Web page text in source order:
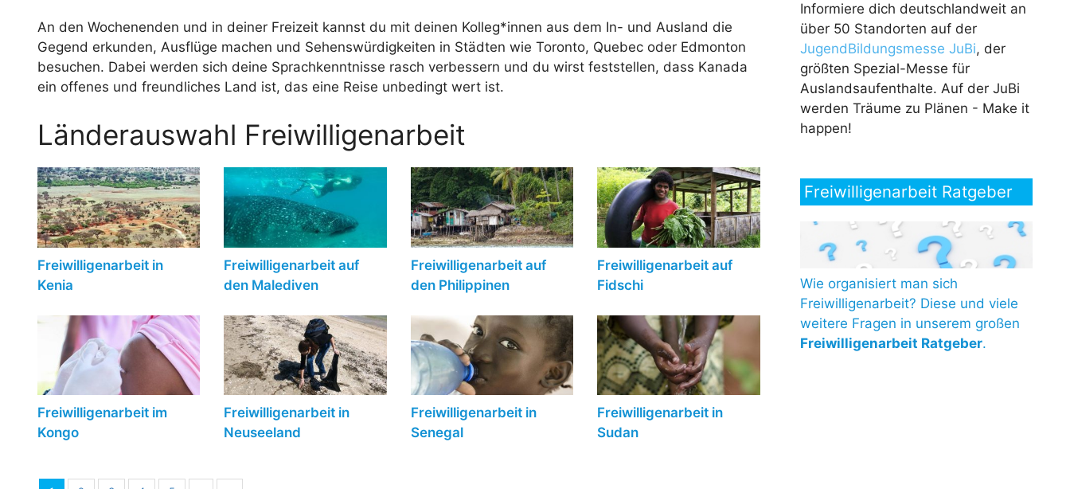
An den Wochenenden und in deiner Freizeit kannst du mit deinen Kolleg*innen aus dem In- und Ausland die
Gegend erkunden, Ausflüge machen und Sehenswürdigkeiten in Städten wie Toronto, Quebec oder Edmonton
besuchen. Dabei werden sich deine Sprachkenntnisse rasch verbessern und du wirst feststellen, dass Kanada
ein offenes und freundliches Land ist, das eine Reise unbedingt wert ist.
Länderauswahl Freiwilligenarbeit
Freiwilligenarbeit in
Kenia
Freiwilligenarbeit auf
den Malediven
Freiwilligenarbeit auf
den Philippinen
Freiwilligenarbeit auf
Fidschi
Freiwilligenarbeit im
Kongo
Freiwilligenarbeit in
Neuseeland
Freiwilligenarbeit in
Senegal
Freiwilligenarbeit in
Sudan
Informiere dich deutschlandweit an
über 50 Standorten auf der
JugendBildungsmesse JuBi, der
größten Spezial-Messe für
Auslandsaufenthalte. Auf der JuBi
werden Träume zu Plänen - Make it
happen!
Freiwilligenarbeit Ratgeber
Wie organisiert man sich
Freiwilligenarbeit? Diese und viele
weitere Fragen in unserem großen
Freiwilligenarbeit Ratgeber.